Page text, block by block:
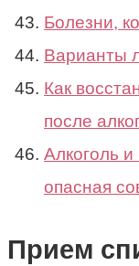
Болезни,
Варианты
Как
после
Алкоголь
опасная
Прием